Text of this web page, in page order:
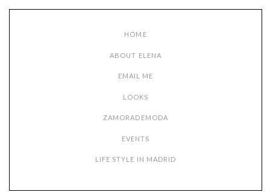
HOME
ABOUT ELENA
EMAIL ME
LOOKS
ZAMORADEMODA
EVENTS
LIFE STYLE IN MADRID